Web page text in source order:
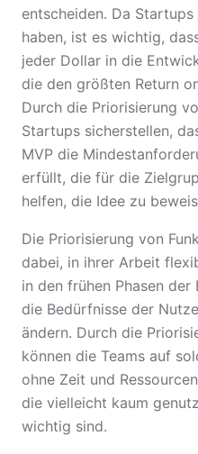
entscheiden. Da
haben, ist es wichtig,
jeder Dollar in die
die den größten Return
Durch die Priorisierung
Startups sicherstellen,
MVP die
erfüllt, die für die
helfen, die Idee zu
Die Priorisierung von
dabei, in ihrer Arbeit
in den frühen Phasen
die Bedürfnisse der
ändern. Durch die
können die Teams auf
ohne Zeit und
die vielleicht kaum
wichtig sind.